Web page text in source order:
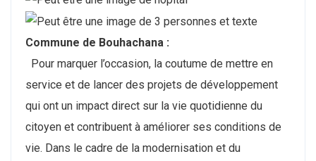
Commune de Bouhachana :
Pour marquer l’occasion, la coutume de mettre en
service et de lancer des projets de développement
qui ont un impact direct sur la vie quotidienne du
citoyen et contribuent à améliorer ses conditions de
vie. Dans le cadre de la modernisation et du